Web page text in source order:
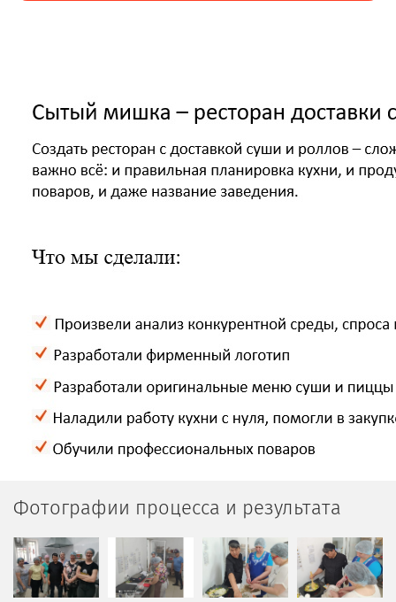
Фотографии процесса и результата